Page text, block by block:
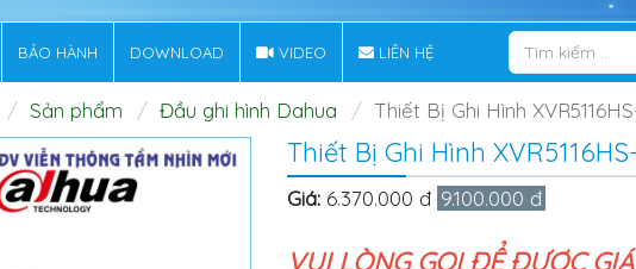
BẢO HÀNH DOWNLOAD VIDEO LIÊN HỆ
Sản phẩm Đầu ghi hình Dahua Thiết Bị Ghi Hình
Thiết Bị Ghi Hình
Giá: 6.370.000 đ 9.100.000 đ
VUI LÒNG GỌI ĐỂ ĐƯỢC